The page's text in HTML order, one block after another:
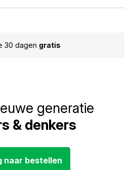
30 dagen gratis
generatie
& denkers
naar bestellen